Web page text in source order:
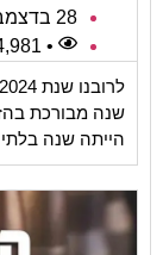
28 בדצמבר 2024
• 4,981
שנה מבורכת
הייתה שנה